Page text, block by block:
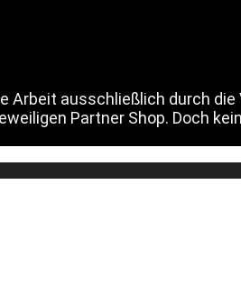
Arbeit ausschließlich durch
Partner Shop. Doch